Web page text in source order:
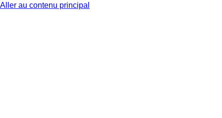
Aller au contenu principal